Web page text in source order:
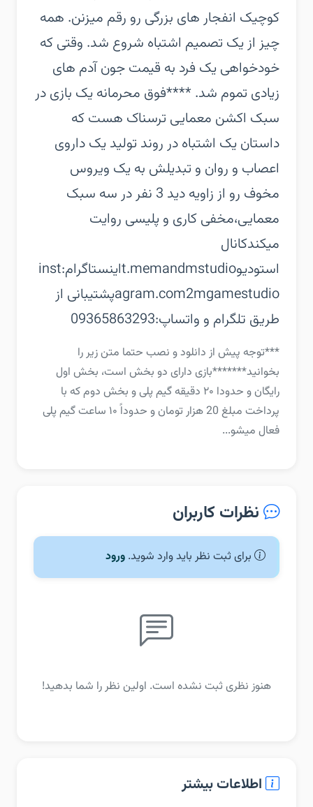
کوچیک انفجار های بزرگی رو رقم میزنن. همه
چیز از یک تصمیم اشتباه شروع شد. وقتی که
خودخواهی یک فرد به قیمت جون آدم های
زیادی تموم شد. ****‏فوق محرمانه یک بازی در
سبک اکشن معمایی ترسناک هست که
داستان یک اشتباه در روند تولید یک داروی
اعصاب و روان و تبدیلش به یک ویروس
مخوف رو از زاویه دید 3 نفر در سه سبک
معمایی،مخفی کاری و پلیسی روایت
میکند‏کانال
استودیو‏t.memandmstudio‏اینستاگرام:‏inst
agram.com2mgamestudio‏پشتیبانی از
طریق تلگرام و واتساپ:‏09365863293
‏‏***توجه پیش از دانلود و نصب حتما متن زیر را
بخوانید***‏****بازی دارای دو بخش است، بخش اول
رایگان و حدودا ۲۰ دقیقه گیم پلی و بخش دوم که با
پرداخت مبلغ 20 هزار تومان و حدوداً ۱۰ ساعت گیم پلی
فعال میشو...
نظرات کاربران
برای ثبت نظر باید وارد شوید. ورود
هنوز نظری ثبت نشده است. اولین نظر را شما بدهید!
اطلاعات بیشتر